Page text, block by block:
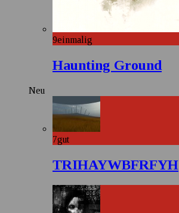
9einmalig
Haunting Ground
Neu
7gut
TRIHAYWBFRFYH